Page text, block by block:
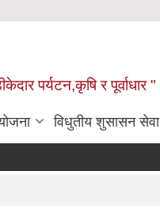
पर्यटन,कृषि र पूर्वाधार "
विधुतीय शुसासन सेवा